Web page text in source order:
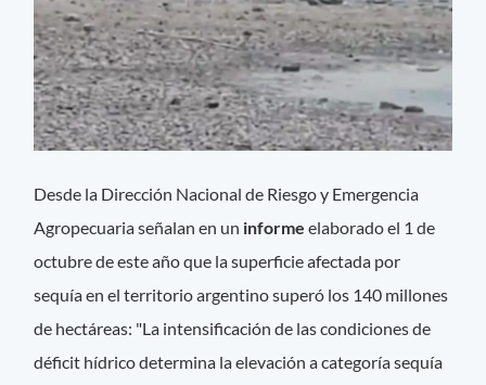
Desde la Dirección Nacional de Riesgo y Emergencia
Agropecuaria señalan en un informe elaborado el 1 de
octubre de este año que la superficie afectada por
sequía en el territorio argentino superó los 140 millones
de hectáreas: "La intensificación de las condiciones de
déficit hídrico determina la elevación a categoría sequía